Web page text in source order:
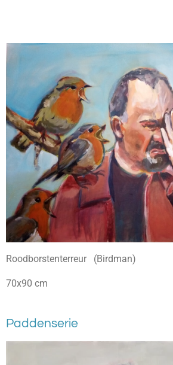
Roodborstenterreur (Birdman)
70x90 cm
Paddenserie